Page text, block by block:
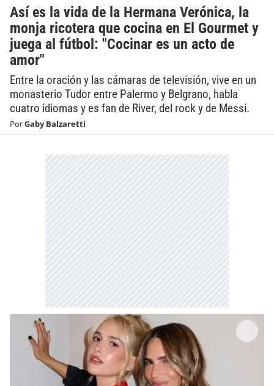
Así es la vida de la Hermana Verónica, la
monja ricotera que cocina en El Gourmet y
juega al fútbol: "Cocinar es un acto de
amor"
Entre la oración y las cámaras de televisión, vive en un
monasterio Tudor entre Palermo y Belgrano, habla
cuatro idiomas y es fan de River, del rock y de Messi.
PorGaby Balzaretti